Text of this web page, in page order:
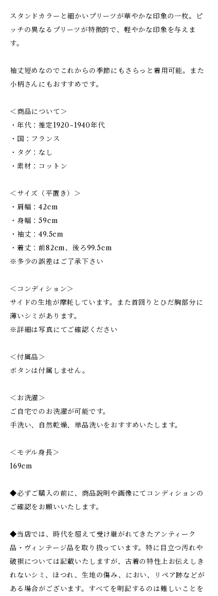
スタンドカラーと細かいプリーツが華やかな印象の一枚。ピ
ッチの異なるプリーツが特徴的で、軽やかな印象を与えま
す。
袖丈短めなのでこれからの季節にもさらっと着用可能。また
小柄さんにもおすすめです。
＜商品について＞
・年代：推定1920~1940年代
・国：フランス
・タグ：なし
・素材：コットン
＜サイズ（平置き）＞
・肩幅：42cm
・身幅：59cm
・袖丈：49.5cm
・着丈：前82cm、後ろ99.5cm
※多少の誤差はご了承下さい
＜コンディション＞
サイドの生地が摩耗しています。また首回りとひだ胸部分に
薄いシミがあります。
※詳細は写真にてご確認ください
＜付属品＞
ボタンは付属しません。
＜お洗濯＞
ご自宅でのお洗濯が可能です。
手洗い、自然乾燥、単品洗いをおすすめいたします。
＜モデル身長＞
169cm
◆必ずご購入の前に、商品説明や画像にてコンディションの
ご確認をお願いいたします。
◆当店では、時代を超えて受け継がれてきたアンティーク
品・ヴィンテージ品を取り扱っています。特に目立つ汚れや
破損については記載いたしますが、古着の特性上お伝えしき
れないシミ、ほつれ、生地の傷み、におい、リペア跡などが
ある場合がございます。すべてを明記するのは難しいことを